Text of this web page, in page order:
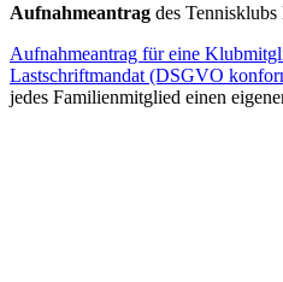
Aufnahmeantrag des
Aufnahmeantrag für eine
Lastschriftmandat (DSGVO
jedes Familienmitglied einen